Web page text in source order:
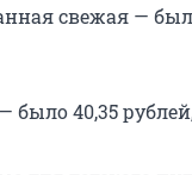
свежая —
было 40,35